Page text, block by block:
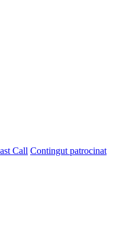
Call Contingut patrocinat